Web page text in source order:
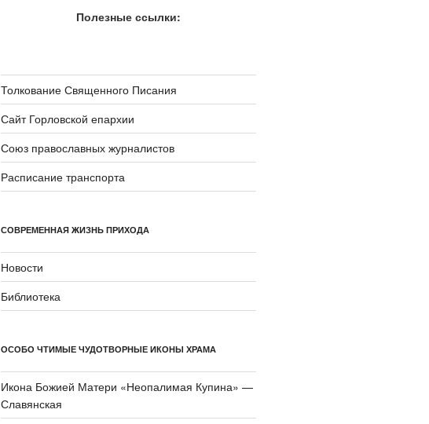
Полезные ссылки:
Толкование Священного Писания
Сайт Горловской епархии
Союз православных журналистов
Расписание транспорта
СОВРЕМЕННАЯ ЖИЗНЬ ПРИХОДА
Новости
Библиотека
ОСОБО ЧТИМЫЕ ЧУДОТВОРНЫЕ ИКОНЫ ХРАМА
Икона Божией Матери «Неопали­мая Купина» —
Славянская